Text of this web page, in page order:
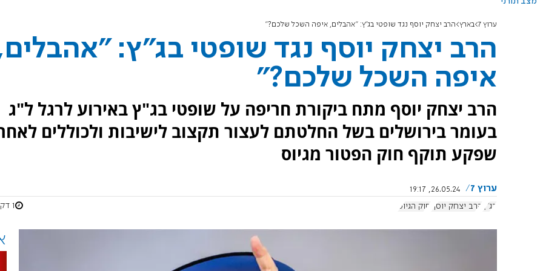
ערוץ 7 בארץ הרב יצחק יוסף נגד שופטי בג"ץ: "אהבלים, איפה השכל שלכם?"
הרב יצחק יוסף נגד שופטי בג"ץ:
איפה השכל שלכם?"
הרב יצחק יוסף מתח ביקורת חריפה על שופטי בג"ץ באירוע לרגל ל"ג
בעומר בירושלים בשל החלטתם לעצור תקצוב לישיבות ולכוללים
שפקע תוקף חוק הפטור מגיוס
ערוץ 7
26.05.24, 19:17
בג"ץ הרב יצחק יוסף חוק הגיוס 1 דקות